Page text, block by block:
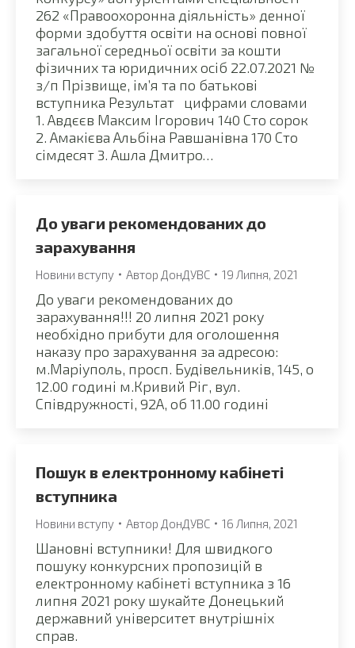
262 «Правоохоронна діяльність» денної
форми здобуття освіти на основі повної
загальної середньої освіти за кошти
фізичних та юридичних осіб 22.07.2021 №
з/п Прізвище, ім’я та по батькові
вступника Результат цифрами словами
1. Авдєєв Максим Ігорович 140 Сто сорок
2. Амакієва Альбіна Равшанівна 170 Сто
сімдесят 3. Ашла Дмитро…
До уваги рекомендованих до
зарахування
Новини вступу Автор ДонДУВС 19 Липня, 2021
До уваги рекомендованих до
зарахування!!! 20 липня 2021 року
необхідно прибути для оголошення
наказу про зарахування за адресою:
м.Маріуполь, просп. Будівельників, 145, о
12.00 годині м.Кривий Ріг, вул.
Співдружності, 92А, об 11.00 годині
Пошук в електронному кабінеті
вступника
Новини вступу Автор ДонДУВС 16 Липня, 2021
Шановні вступники! Для швидкого
пошуку конкурсних пропозицій в
електронному кабінеті вступника з 16
липня 2021 року шукайте Донецький
державний університет внутрішніх
справ.